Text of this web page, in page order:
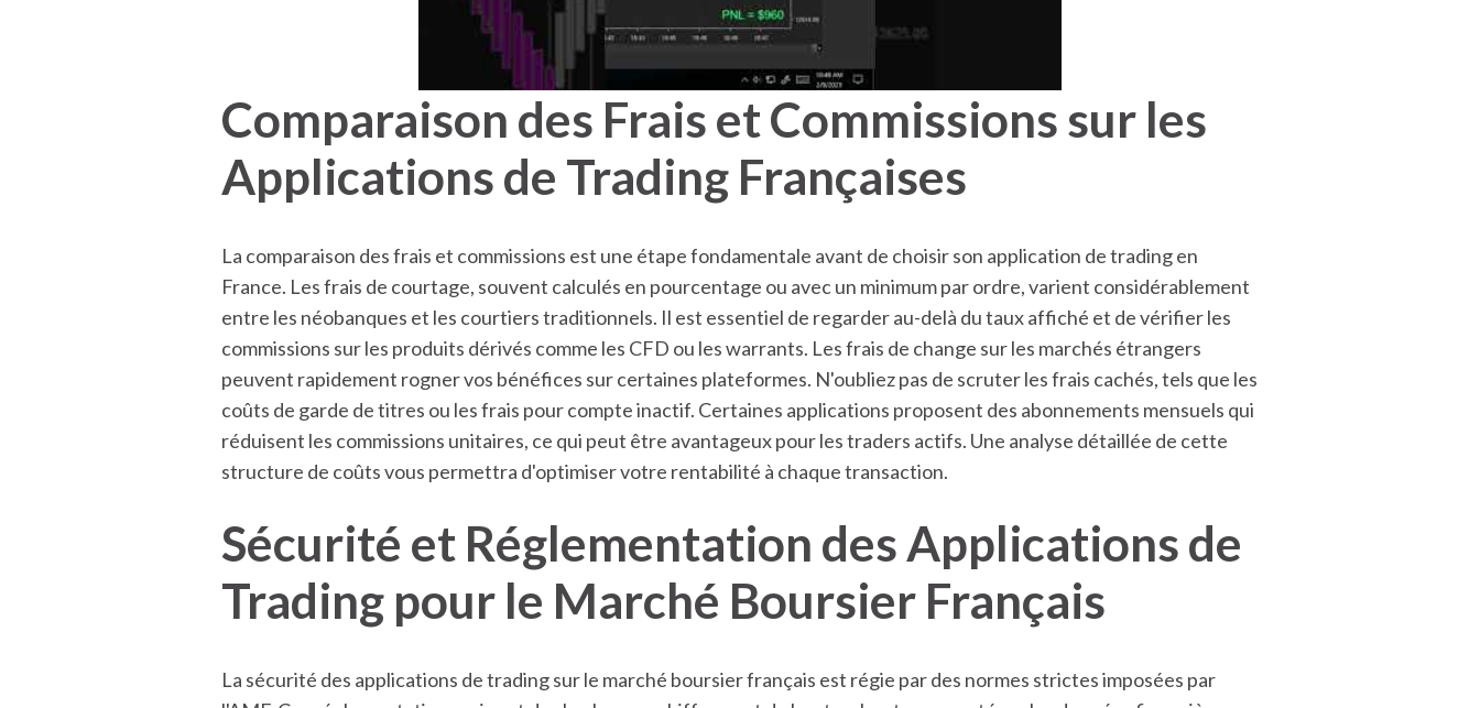
Comparaison des Frais et Commissions sur les
Applications de Trading Françaises
La comparaison des frais et commissions est une étape fondamentale avant de choisir son application de trading en
France. Les frais de courtage, souvent calculés en pourcentage ou avec un minimum par ordre, varient considérablement
entre les néobanques et les courtiers traditionnels. Il est essentiel de regarder au-delà du taux affiché et de vérifier les
commissions sur les produits dérivés comme les CFD ou les warrants. Les frais de change sur les marchés étrangers
peuvent rapidement rogner vos bénéfices sur certaines plateformes. N'oubliez pas de scruter les frais cachés, tels que les
coûts de garde de titres ou les frais pour compte inactif. Certaines applications proposent des abonnements mensuels qui
réduisent les commissions unitaires, ce qui peut être avantageux pour les traders actifs. Une analyse détaillée de cette
structure de coûts vous permettra d'optimiser votre rentabilité à chaque transaction.
Sécurité et Réglementation des Applications de
Trading pour le Marché Boursier Français
La sécurité des applications de trading sur le marché boursier français est régie par des normes strictes imposées par